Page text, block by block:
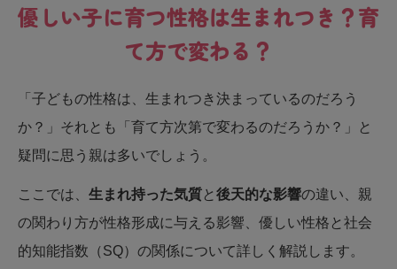
優しい子に育つ性格は生まれつき？育
て方で変わる？
「子どもの性格は、生まれつき決まっているのだろう
か？」それとも「育て方次第で変わるのだろうか？」と
疑問に思う親は多いでしょう。
ここでは、 生まれ持った気質と 後天的な影響の違い、親
の関わり方が性格形成に与える影響、優しい性格と社会
的知能指数（SQ）の関係について詳しく解説します。